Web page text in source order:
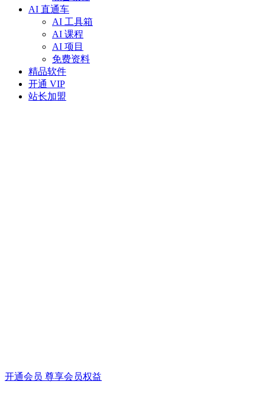
AI 直通车
AI 工具箱
AI 课程
AI 项目
免费资料
精品软件
开通 VIP
站长加盟
开通会员 尊享会员权益